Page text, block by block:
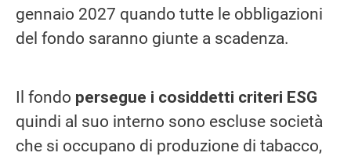
gennaio 2027 quando tutte le obbligazioni
del fondo saranno giunte a scadenza.
Il fondo persegue i cosiddetti criteri ESG
quindi al suo interno sono escluse società
che si occupano di produzione di tabacco,